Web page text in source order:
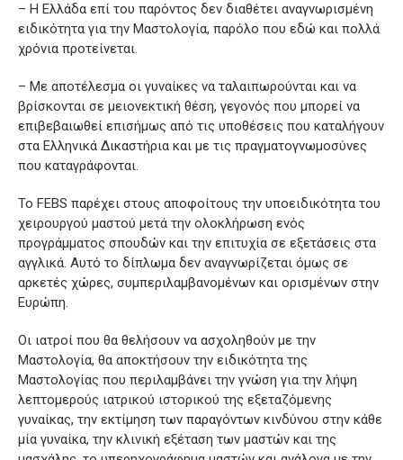
– Η Ελλάδα επί του παρόντος δεν διαθέτει αναγνωρισμένη
ειδικότητα για την Μαστολογία, παρόλο που εδώ και πολλά
χρόνια προτείνεται.
– Με αποτέλεσμα οι γυναίκες να ταλαιπωρούνται και να
βρίσκονται σε μειονεκτική θέση, γεγονός που μπορεί να
επιβεβαιωθεί επισήμως από τις υποθέσεις που καταλήγουν
στα Ελληνικά Δικαστήρια και με τις πραγματογνωμοσύνες
που καταγράφονται.
Το FEBS παρέχει στους αποφοίτους την υποειδικότητα του
χειρουργού μαστού μετά την ολοκλήρωση ενός
προγράμματος σπουδών και την επιτυχία σε εξετάσεις στα
αγγλικά. Αυτό το δίπλωμα δεν αναγνωρίζεται όμως σε
αρκετές χώρες, συμπεριλαμβανομένων και ορισμένων στην
Ευρώπη.
Οι ιατροί που θα θελήσουν να ασχοληθούν με την
Μαστολογία, θα αποκτήσουν την ειδικότητα της
Μαστολογίας που περιλαμβάνει την γνώση για την λήψη
λεπτομερούς ιατρικού ιστορικού της εξεταζόμενης
γυναίκας, την εκτίμηση των παραγόντων κινδύνου στην κάθε
μία γυναίκα, την κλινική εξέταση των μαστών και της